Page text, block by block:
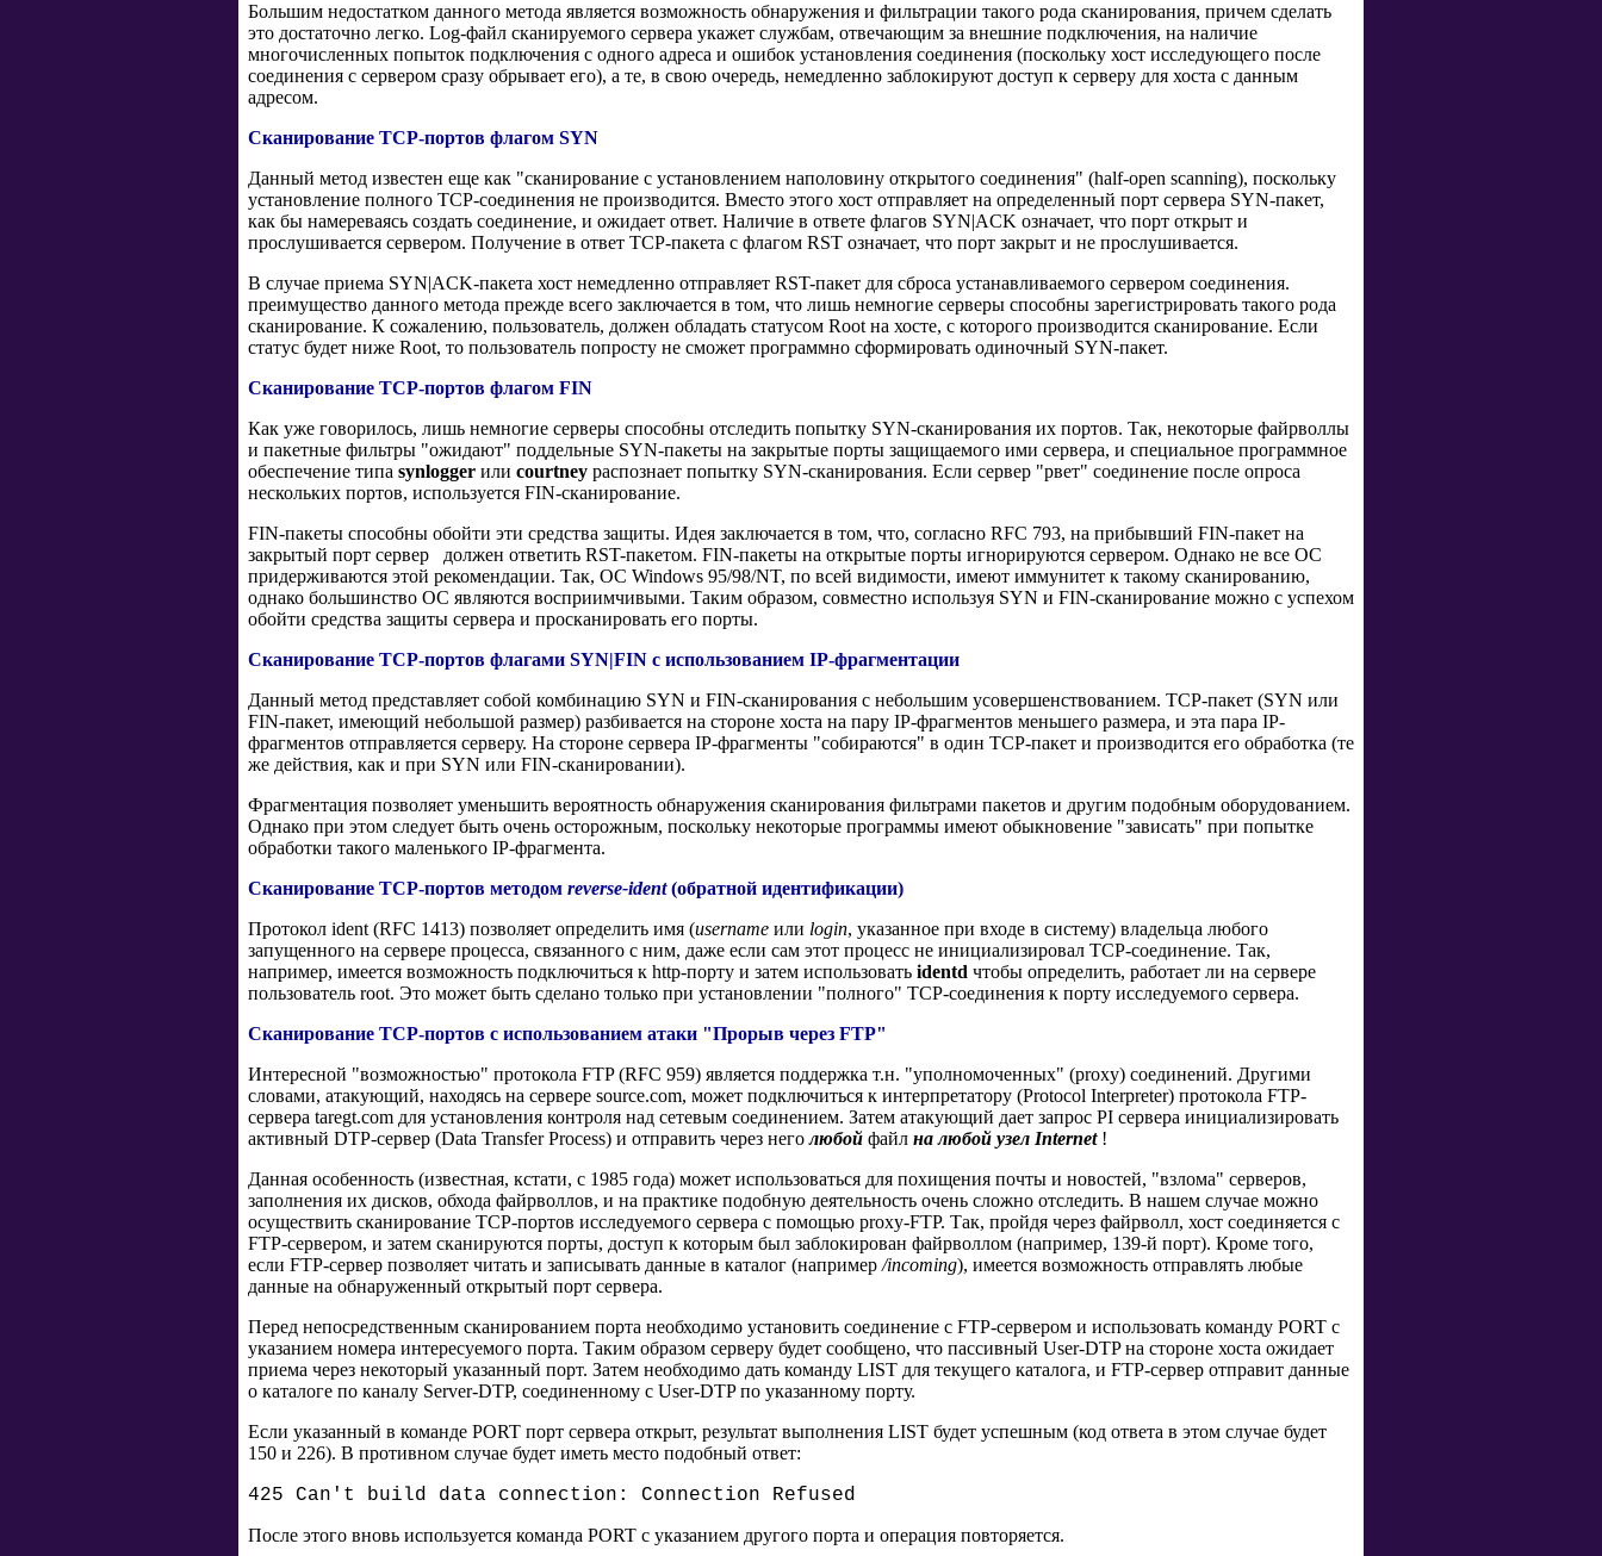
Большим недостатком данного метода является возможность обнаружения и фильтрации такого рода сканирования, причем сделать
это достаточно легко. Log-файл сканируемого сервера укажет службам, отвечающим за внешние подключения, на наличие
многочисленных попыток подключения с одного адреса и ошибок установления соединения (поскольку хост исследующего после
соединения с сервером сразу обрывает его), а те, в свою очередь, немедленно заблокируют доступ к серверу для хоста с данным
адресом.
Сканирование TCP-портов флагом SYN
Данный метод известен еще как "сканирование с установлением наполовину открытого соединения" (half-open scanning), поскольку
установление полного TCP-соединения не производится. Вместо этого хост отправляет на определенный порт сервера SYN-пакет,
как бы намереваясь создать соединение, и ожидает ответ. Наличие в ответе флагов SYN|ACK означает, что порт открыт и
прослушивается сервером. Получение в ответ TCP-пакета с флагом RST означает, что порт закрыт и не прослушивается.
В случае приема SYN|ACK-пакета хост немедленно отправляет RST-пакет для сброса устанавливаемого сервером соединения.
преимущество данного метода прежде всего заключается в том, что лишь немногие серверы способны зарегистрировать такого рода
сканирование. К сожалению, пользователь, должен обладать статусом Root на хосте, с которого производится сканирование. Если
статус будет ниже Root, то пользователь попросту не сможет программно сформировать одиночный SYN-пакет.
Сканирование TCP-портов флагом FIN
Как уже говорилось, лишь немногие серверы способны отследить попытку SYN-сканирования их портов. Так, некоторые файрволлы
и пакетные фильтры "ожидают" поддельные SYN-пакеты на закрытые порты защищаемого ими сервера, и специальное программное
обеспечение типа synlogger или courtney распознает попытку SYN-сканирования. Если сервер "рвет" соединение после опроса
нескольких портов, используется FIN-сканирование.
FIN-пакеты способны обойти эти средства защиты. Идея заключается в том, что, согласно RFC 793, на прибывший FIN-пакет на
закрытый порт сервер должен ответить RST-пакетом. FIN-пакеты на открытые порты игнорируются сервером. Однако не все ОС
придерживаются этой рекомендации. Так, ОС Windows 95/98/NT, по всей видимости, имеют иммунитет к такому сканированию,
однако большинство ОС являются восприимчивыми. Таким образом, совместно используя SYN и FIN-сканирование можно с успехом
обойти средства защиты сервера и просканировать его порты.
Сканирование TCP-портов флагами SYN|FIN с использованием IP-фрагментации
Данный метод представляет собой комбинацию SYN и FIN-сканирования с небольшим усовершенствованием. TCP-пакет (SYN или
FIN-пакет, имеющий небольшой размер) разбивается на стороне хоста на пару IP-фрагментов меньшего размера, и эта пара IP-
фрагментов отправляется серверу. На стороне сервера IP-фрагменты "собираются" в один TCP-пакет и производится его обработка (те
же действия, как и при SYN или FIN-сканировании).
Фрагментация позволяет уменьшить вероятность обнаружения сканирования фильтрами пакетов и другим подобным оборудованием.
Однако при этом следует быть очень осторожным, поскольку некоторые программы имеют обыкновение "зависать" при попытке
обработки такого маленького IP-фрагмента.
Сканирование TCP-портов методом reverse-ident(обратной идентификации)
Протокол ident (RFC 1413) позволяет определить имя (username или login, указанное при входе в систему) владельца любого
запущенного на сервере процесса, связанного с ним, даже если сам этот процесс не инициализировал TCP-соединение. Так,
например, имеется возможность подключиться к http-порту и затем использовать identd чтобы определить, работает ли на сервере
пользователь root. Это может быть сделано только при установлении "полного" TCP-соединения к порту исследуемого сервера.
Сканирование TCP-портов с использованием атаки "Прорыв через FTP"
Интересной "возможностью" протокола FTP (RFC 959) является поддержка т.н. "уполномоченных" (proxy) соединений. Другими
словами, атакующий, находясь на сервере source.com, может подключиться к интерпретатору (Protocol Interpreter) протокола FTP-
сервера taregt.com для установления контроля над сетевым соединением. Затем атакующий дает запрос PI сервера инициализировать
активный DTP-сервер (Data Transfer Process) и отправить через неголюбой файл на любой узел Internet !
Данная особенность (известная, кстати, с 1985 года) может использоваться для похищения почты и новостей, "взлома" серверов,
заполнения их дисков, обхода файрволлов, и на практике подобную деятельность очень сложно отследить. В нашем случае можно
осуществить сканирование TCP-портов исследуемого сервера с помощью proxy-FTP. Так, пройдя через файрволл, хост соединяется с
FTP-сервером, и затем сканируются порты, доступ к которым был заблокирован файрволлом (например, 139-й порт). Кроме того,
если FTP-сервер позволяет читать и записывать данные в каталог (например /incoming), имеется возможность отправлять любые
данные на обнаруженный открытый порт сервера.
Перед непосредственным сканированием порта необходимо установить соединение с FTP-сервером и использовать команду PORT с
указанием номера интересуемого порта. Таким образом серверу будет сообщено, что пассивный User-DTP на стороне хоста ожидает
приема через некоторый указанный порт. Затем необходимо дать команду LIST для текущего каталога, и FTP-сервер отправит данные
о каталоге по каналу Server-DTP, соединенному с User-DTP по указанному порту.
Если указанный в команде PORT порт сервера открыт, результат выполнения LIST будет успешным (код ответа в этом случае будет
150 и 226). В противном случае будет иметь место подобный ответ:
425 Can't build data connection: Connection Refused
После этого вновь используется команда PORT с указанием другого порта и операция повторяется.